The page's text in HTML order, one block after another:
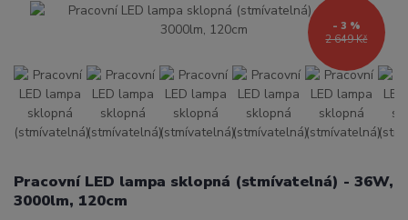
2 649 Kč
- 3 %
Pracovní LED lampa sklopná (stmívatelná) - 36W,
3000lm, 120cm